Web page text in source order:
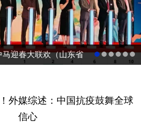
马迎春大联欢（山东省
外媒综述：中国抗疫鼓舞全球
信心